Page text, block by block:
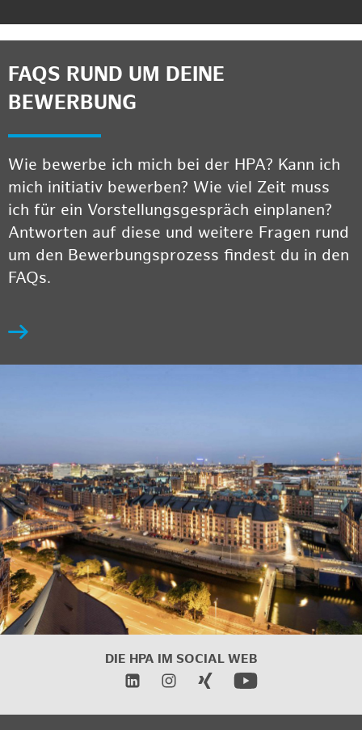
FAQS RUND UM DEINE
BEWERBUNG
Wie bewerbe ich mich bei der HPA? Kann ich
mich initiativ bewerben? Wie viel Zeit muss
ich für ein Vorstellungsgespräch einplanen?
Antworten auf diese und weitere Fragen rund
um den Bewerbungsprozess findest du in den
FAQs.
DIE HPA IM SOCIAL WEB